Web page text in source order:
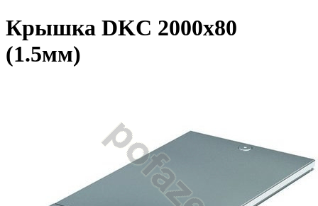
Крышка DKC 2000х80
(1.5мм)